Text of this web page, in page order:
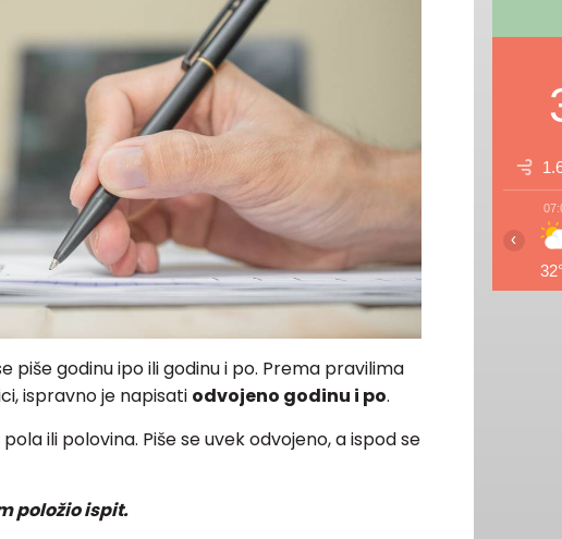
piše godinu ipo ili godinu i po. Prema pravilima
ispravno je napisati odvojeno godinu i po.
ili polovina. Piše se uvek odvojeno, a ispod se
položio ispit.
‹